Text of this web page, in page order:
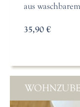
aus
35,90 €